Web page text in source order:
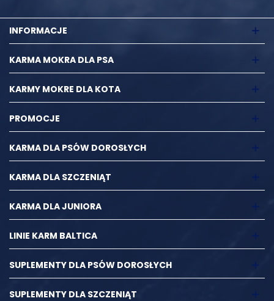
INFORMACJE
KARMA MOKRA DLA PSA
KARMY MOKRE DLA KOTA
PROMOCJE
KARMA DLA PSÓW DOROSŁYCH
KARMA DLA SZCZENIĄT
KARMA DLA JUNIORA
LINIE KARM BALTICA
SUPLEMENTY DLA PSÓW DOROSŁYCH
SUPLEMENTY DLA SZCZENIĄT